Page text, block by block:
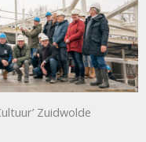
Zuidwolde